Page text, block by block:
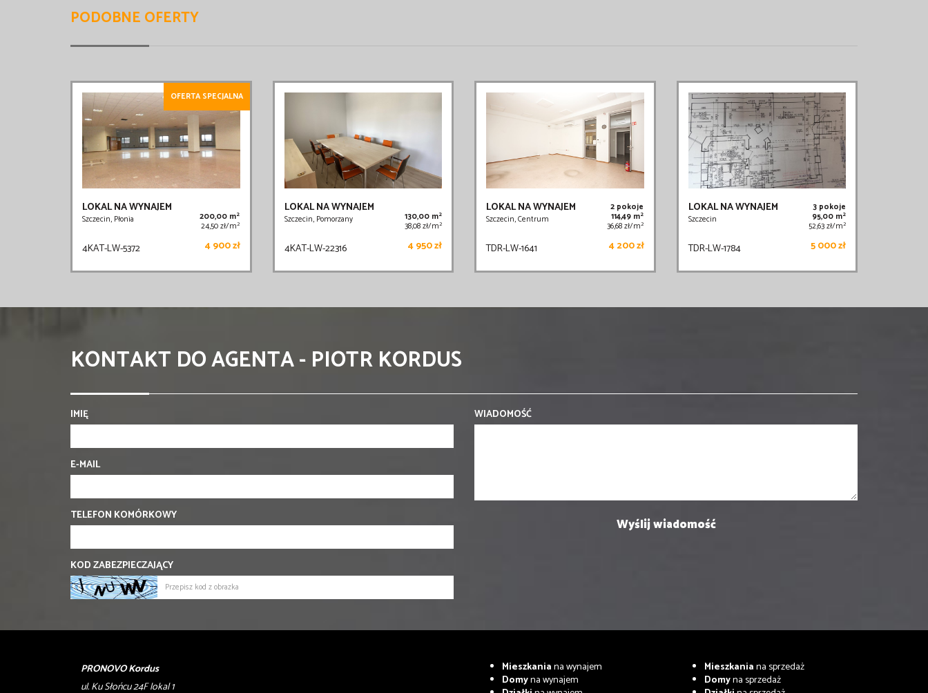
PODOBNE OFERTY
OFERTA SPECJALNA
LOKAL NA WYNAJEM
Szczecin, Płonia 200,00 m2
24,50 zł/m2
4KAT-LW-5372 4 900 zł
LOKAL NA WYNAJEM
Szczecin, Pomorzany 130,00 m2
38,08 zł/m2
4KAT-LW-22316 4 950 zł
LOKAL NA WYNAJEM
Szczecin, Centrum
2 pokoje
114,49 m2
36,68 zł/m2
TDR-LW-1641 4 200 zł
LOKAL NA WYNAJEM
Szczecin
3 pokoje
95,00 m2
52,63 zł/m2
TDR-LW-1784 5 000 zł
KONTAKT DO AGENTA - PIOTR KORDUS
IMIĘ
E-MAIL
TELEFON KOMÓRKOWY
KOD ZABEZPIECZAJĄCY
WIADOMOŚĆ
PRONOVO Kordus
ul. Ku Słońcu 24F lokal 1
Mieszkaniana wynajem
Domyna wynajem
Mieszkaniana sprzedaż
Domyna sprzedaż